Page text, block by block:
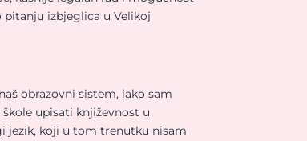
izbjeglica u Velikoj
obrazovni sistem, iako sam
upisati književnost u
jezik, koji u tom trenutku nisam